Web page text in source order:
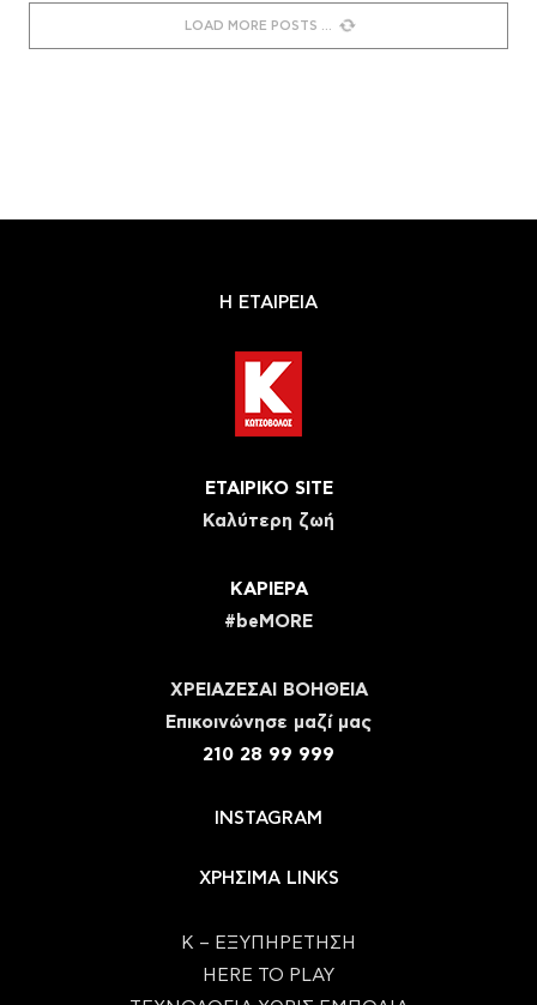
LOAD MORE POSTS
Η ΕΤΑΙΡΕΙΑ
ΕΤΑΙΡΙΚΟ SITE
Καλύτερη ζωή
ΚΑΡΙΕΡΑ
#beMORE
ΧΡΕΙΑΖΕΣΑΙ ΒΟΗΘΕΙΑ
Eπικοινώνησε μαζί μας
210 28 99 999
INSTAGRAM
ΧΡΗΣΙΜΑ LINKS
Κ – ΕΞΥΠΗΡΕΤΗΣΗ
HERE TO PLAY